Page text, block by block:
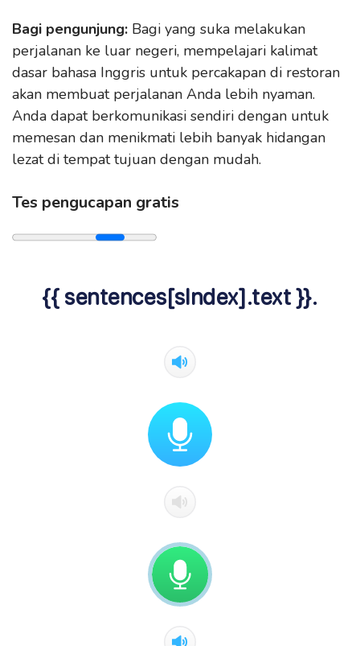
Bagi pengunjung: Bagi yang suka melakukan
perjalanan ke luar negeri, mempelajari kalimat
dasar bahasa Inggris untuk percakapan di restoran
akan membuat perjalanan Anda lebih nyaman.
Anda dapat berkomunikasi sendiri dengan untuk
memesan dan menikmati lebih banyak hidangan
lezat di tempat tujuan dengan mudah.
Tes pengucapan gratis
{{ sentences[sIndex].text }}.